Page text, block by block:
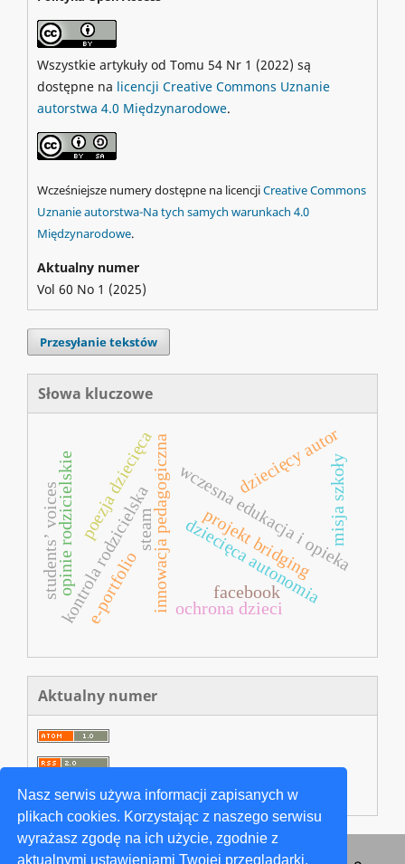
Nasz serwis używa informacji zapisanych w
plikach cookies. Korzystając z naszego serwisu
wyrażasz zgodę na ich użycie, zgodnie z
aktualnymi ustawieniami Twojej przeglądarki.
Wszystkie artykuły od Tomu 54 Nr 1 (2022) są
dostępne na licencji Creative Commons Uznanie
autorstwa 4.0 Międzynarodowe.
Wcześniejsze numery dostępne na licencjiCreative Commons
Uznanie autorstwa-Na tych samych warunkach 4.0
Międzynarodowe.
Aktualny numer
Vol 60 No 1 (2025)
Przesyłanie tekstów
Słowa kluczowe
wczesna edukacja i opieka
dziecięca autonomia
innowacja pedagogiczna dziecięcy autor
poezja dziecięca
ochrona dzieci
kontrola rodzicielska
opinie rodzicielskie steam projekt bridging
students’ voices misja szkoły
e-portfolio facebook
Aktualny numer